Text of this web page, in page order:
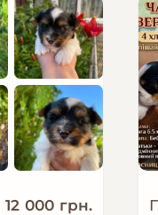
12 000 грн.